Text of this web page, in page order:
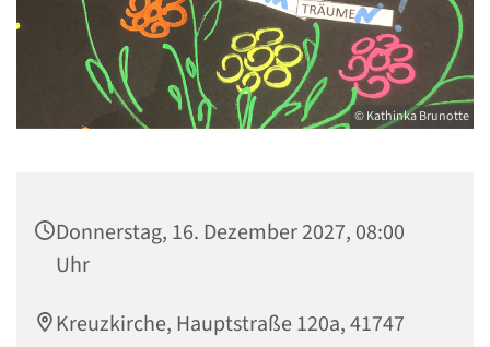
© Kathinka Brunotte
Donnerstag, 16. Dezember 2027, 08:00
Uhr
Kreuzkirche, Hauptstraße 120a, 41747